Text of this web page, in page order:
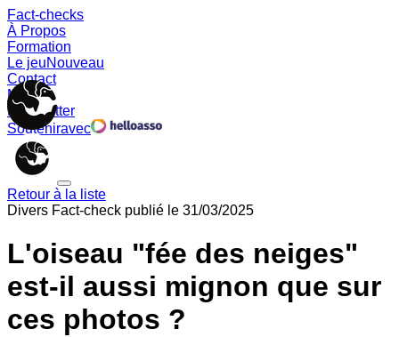
Fact-checks
À Propos
Formation
Le jeuNouveau
Contact
Memes
Newsletter
Souteniravec
Retour à la liste
Divers Fact-check publié le 31/03/2025
L'oiseau "fée des neiges"
est-il aussi mignon que sur
ces photos ?